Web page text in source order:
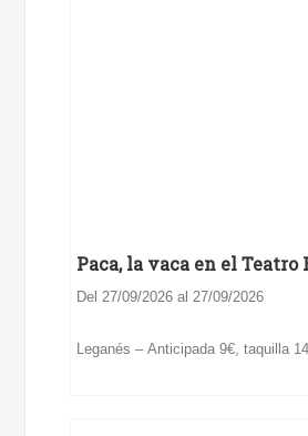
Paca, la vaca en el Teatro
Del 27/09/2026 al 27/09/2026
Leganés – Anticipada 9€, taquilla